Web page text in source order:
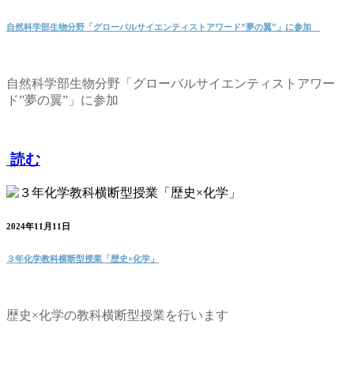
自然科学部生物分野「グローバルサイエンティストアワード”夢の翼”」に参加
自然科学部生物分野「グローバルサイエンティストアワー
ド”夢の翼”」に参加
読む
2024年11月11日
３年化学教科横断型授業「歴史×化学」
歴史×化学の教科横断型授業を行います